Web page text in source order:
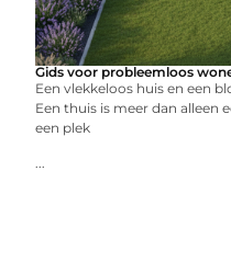
Gids voor probleemloos
Een vlekkeloos huis en een
Een thuis is meer dan alleen
een plek
...